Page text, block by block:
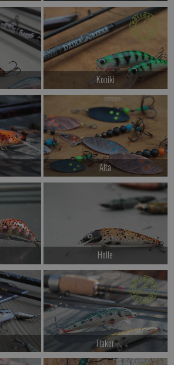
od 74.00 PLN
Kup teraz >
Koniki
od 44.00 PLN
Kup teraz >
Alta
od 27.00 PLN
Kup teraz >
Holle
od 52.00 PLN
Kup teraz >
Flaker
od 52.00 PLN